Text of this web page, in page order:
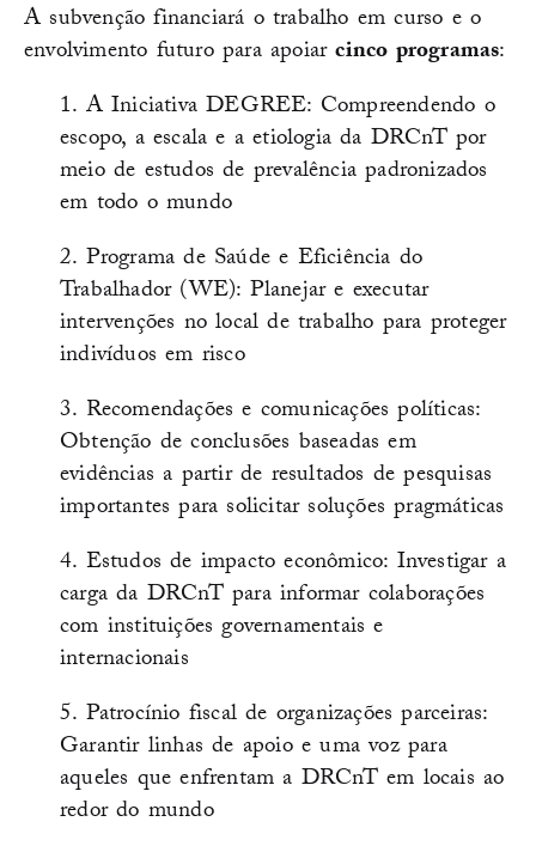
A subvenção financiará o trabalho em curso e o
envolvimento futuro para apoiarcinco programas:
1. A Iniciativa DEGREE: Compreendendo o
escopo, a escala e a etiologia da DRCnT por
meio de estudos de prevalência padronizados
em todo o mundo
2. Programa de Saúde e Eficiência do
Trabalhador (WE): Planejar e executar
intervenções no local de trabalho para proteger
indivíduos em risco
3. Recomendações e comunicações políticas:
Obtenção de conclusões baseadas em
evidências a partir de resultados de pesquisas
importantes para solicitar soluções pragmáticas
4. Estudos de impacto econômico: Investigar a
carga da DRCnT para informar colaborações
com instituições governamentais e
internacionais
5. Patrocínio fiscal de organizações parceiras:
Garantir linhas de apoio e uma voz para
aqueles que enfrentam a DRCnT em locais ao
redor do mundo